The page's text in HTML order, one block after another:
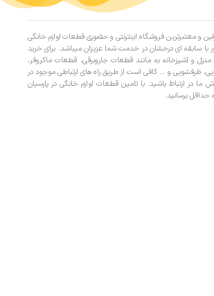
و معتبرترین فروشگاه اینترنتی و حضوری قطعات لوازم خانگی
سابقه ای درخشان در خدمت شما عزیزان میباشد. برای خرید
منزل و آشپزخانه به مانند قطعات جاروبرقی، قطعات ماکروفر،
ظرفشویی و … کافی است از طریق راه های ارتباطی موجود در
ما در ارتباط باشید. با تامین قطعات لوازم خانگی در پارسیان
حداقل برسانید.